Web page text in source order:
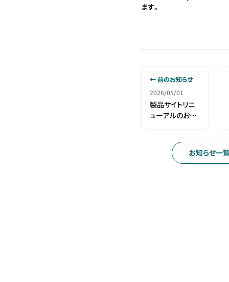
ます。
← 前のお知らせ
2026/05/01
製品サイトリニ
ューアルのお知
お知らせ一